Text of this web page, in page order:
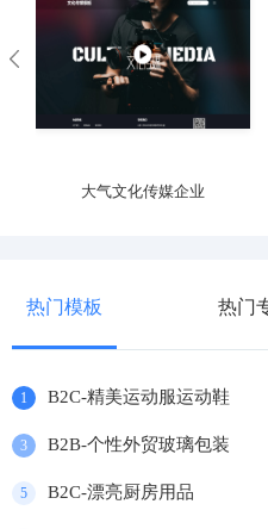
大气文化传媒企业
热门模板 热门
1 B2C-精美运动服运动鞋
3 B2B-个性外贸玻璃包装
5 B2C-漂亮厨房用品